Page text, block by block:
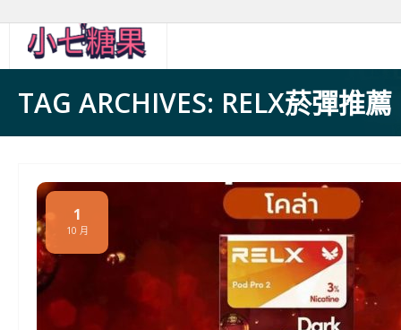
content
TAG ARCHIVES: RELX菸彈推薦
1
10 月